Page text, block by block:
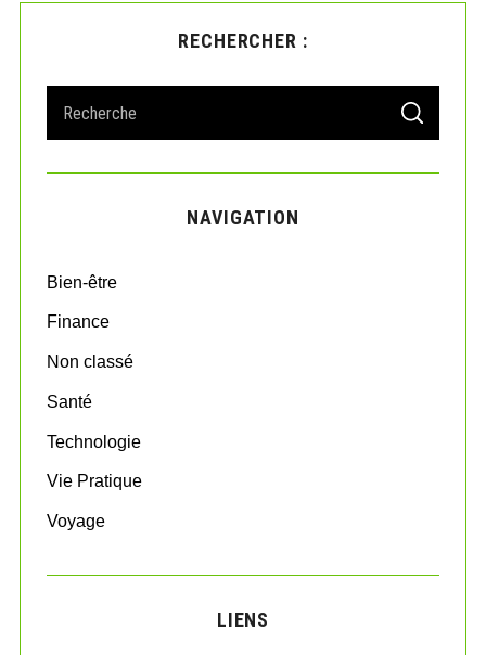
RECHERCHER :
a
r
o
:
S
A
C
NAVIGATION
Bien-être
Finance
Non classé
Santé
Technologie
Vie Pratique
Voyage
LIENS